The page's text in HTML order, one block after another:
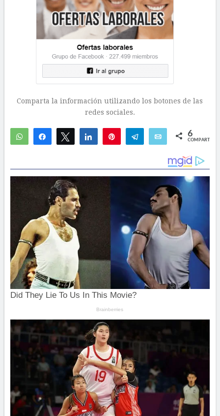
Comparta la información utilizando los botones de las
redes sociales.
WhatsAppCompartirTwittear Compartir Telegram Email 6
COMPARTIR